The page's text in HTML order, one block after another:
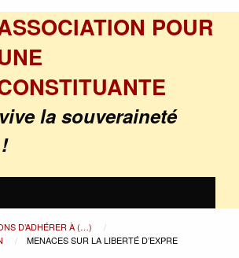
POUR
la souveraineté
D’ADHÉRER À (…)
MENACES SUR LA LIBERTÉ D’EXPRE